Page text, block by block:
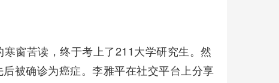
窗苦读，终于考上了211大学研究生。然
被确诊为癌症。李雅平在社交平台上分享